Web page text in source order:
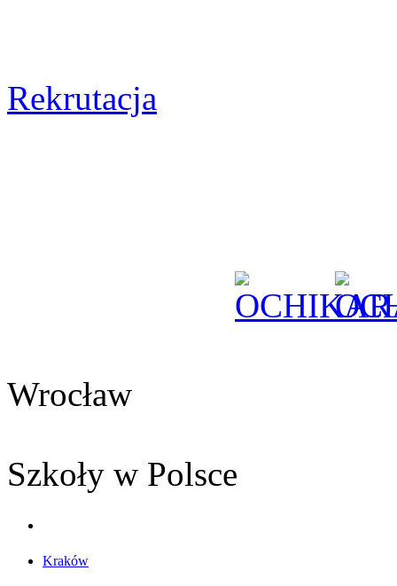
Rekrutacja
Wrocław
Szkoły w Polsce
Kraków